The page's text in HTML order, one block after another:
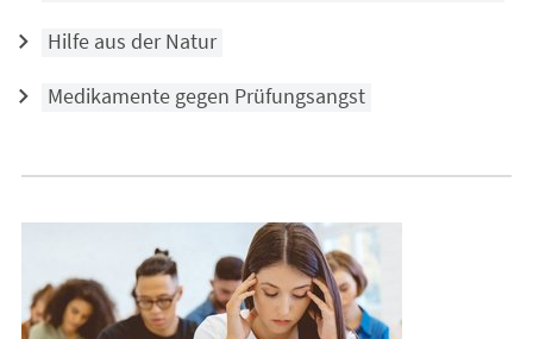
Hilfe aus der Natur
Medikamente gegen Prüfungsangst